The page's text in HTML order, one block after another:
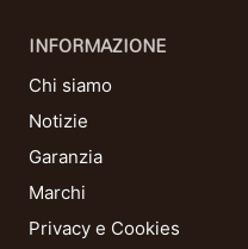
INFORMAZIONE
Chi siamo
Notizie
Garanzia
Marchi
Privacy e Cookies